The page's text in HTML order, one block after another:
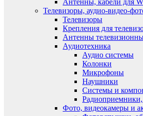
Антенны, кабели для
Телевизоры, аудио-видео-
Телевизоры
Крепления для
Антенны
Аудиотехника
Аудио системы
Колонки
Микрофоны
Наушники
Системы и
Фото, видеокамеры и